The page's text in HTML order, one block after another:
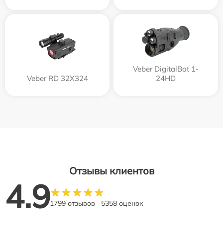
Veber RD 32X324
Veber DigitalBat 1-
24HD
Отзывы клиентов
4.91799 отзывов 5358 оценок